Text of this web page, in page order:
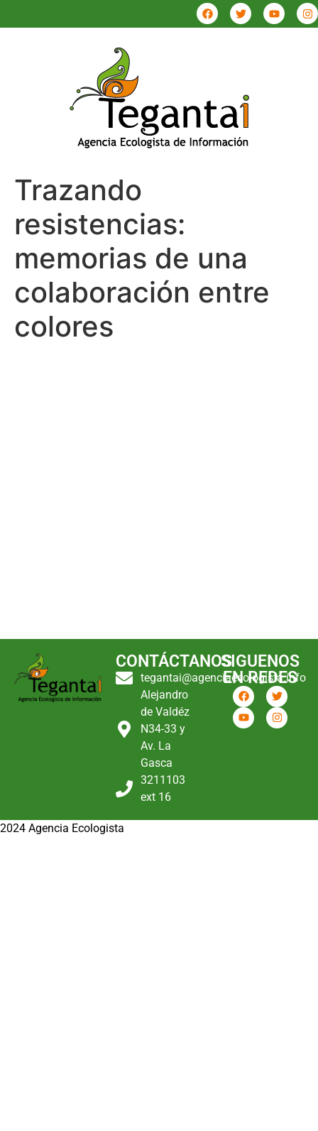
Trazando
resistencias:
memorias de una
colaboración entre
colores
CONTÁCTANOS
tegantai@agenciaecologista.info
Alejandro
de Valdéz
N34-33 y
Av. La
Gasca
3211103
ext 16
SIGUENOS
EN REDES
2024 Agencia Ecologista